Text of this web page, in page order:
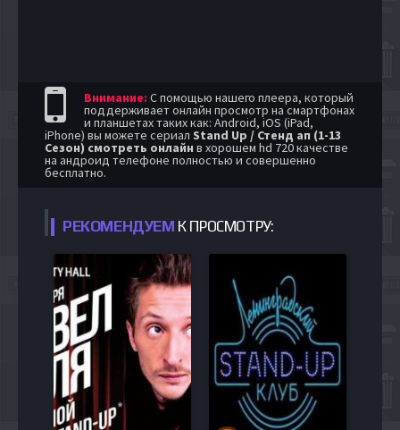
Внимание: С помощью нашего плеера, который
поддерживает онлайн просмотр на смартфонах
и планшетах таких как: Android, iOS (iPad,
iPhone) вы можете сериал Stand Up / Стенд ап (1-13
Сезон) смотреть онлайн в хорошем hd 720 качестве
на андроид телефоне полностью и совершенно
бесплатно.
РЕКОМЕНДУЕМ К ПРОСМОТРУ: